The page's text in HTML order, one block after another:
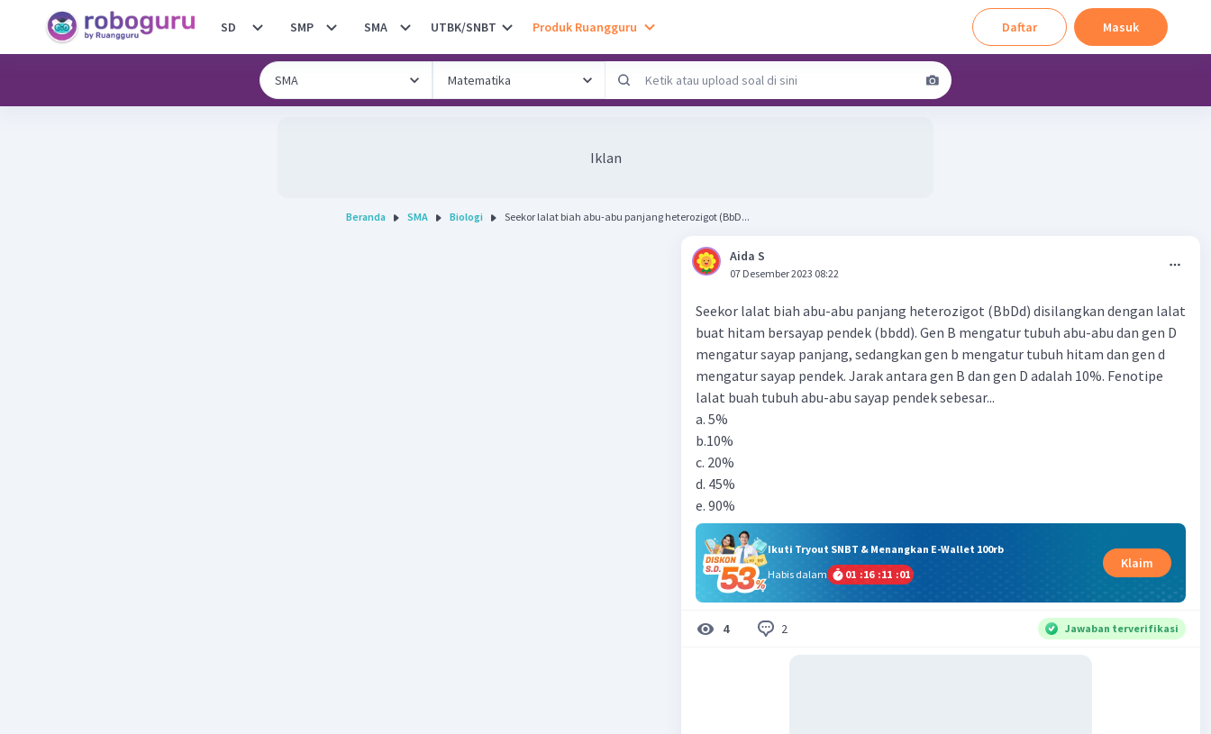
SD SMP SMA UTBK/SNBT Produk Ruangguru Daftar Masuk
Iklan
Beranda SMA Biologi Seekor lalat biah abu-abu panjang heterozigot (BbD...
Aida S
07 Desember 2023 08:22
Seekor lalat biah abu-abu panjang heterozigot (BbDd) disilangkan dengan lalat
buat hitam bersayap pendek (bbdd). Gen B mengatur tubuh abu-abu dan gen D
mengatur sayap panjang, sedangkan gen b mengatur tubuh hitam dan gen d
mengatur sayap pendek. Jarak antara gen B dan gen D adalah 10%. Fenotipe
lalat buah tubuh abu-abu sayap pendek sebesar...
a. 5%
b.10%
c. 20%
d. 45%
e. 90%
Ikuti Tryout SNBT & Menangkan E-Wallet 100rb
Habis dalam
01 :16 :11 :00
Klaim
4 2 Jawaban terverifikasi